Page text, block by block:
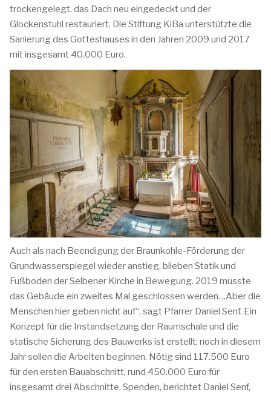
trockengelegt, das Dach neu eingedeckt und der
Glockenstuhl restauriert. Die Stiftung KiBa unterstützte die
Sanierung des Gotteshauses in den Jahren 2009 und 2017
mit insgesamt 40.000 Euro.
Auch als nach Beendigung der Braunkohle-Förderung der
Grundwasserspiegel wieder anstieg, blieben Statik und
Fußboden der Selbener Kirche in Bewegung. 2019 musste
das Gebäude ein zweites Mal geschlossen werden. „Aber die
Menschen hier geben nicht auf“, sagt Pfarrer Daniel Senf. Ein
Konzept für die Instandsetzung der Raumschale und die
statische Sicherung des Bauwerks ist erstellt; noch in diesem
Jahr sollen die Arbeiten beginnen. Nötig sind 117.500 Euro
für den ersten Bauabschnitt, rund 450.000 Euro für
insgesamt drei Abschnitte. Spenden, berichtet Daniel Senf,